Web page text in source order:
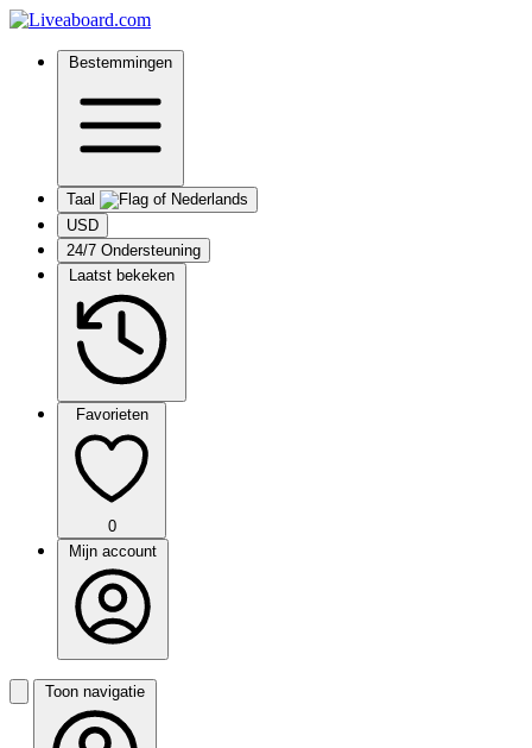
Bestemmingen
Taal
USD
24/7 Ondersteuning
Laatst bekeken
Favorieten
0
Mijn account
Toon navigatie